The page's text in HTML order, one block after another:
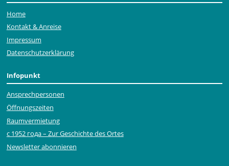
Home
Kontakt & Anreise
Impressum
Datenschutzerklärung
Infopunkt
Ansprechpersonen
Öffnungszeiten
Raumvermietung
с 1952 года – Zur Geschichte des Ortes
Newsletter abonnieren